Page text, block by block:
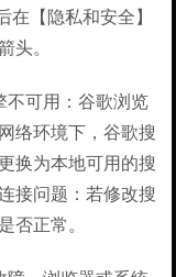
【隐私和安全】
头。
不可用：谷歌浏览
络环境下，谷歌搜
换为本地可用的搜
接问题：若修改搜
否正常。